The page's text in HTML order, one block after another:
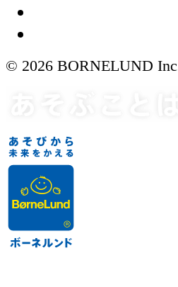
© 2026 BORNELUND